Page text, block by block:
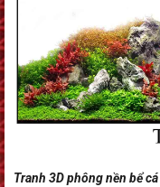
Tranh 3D phông nền bể cá